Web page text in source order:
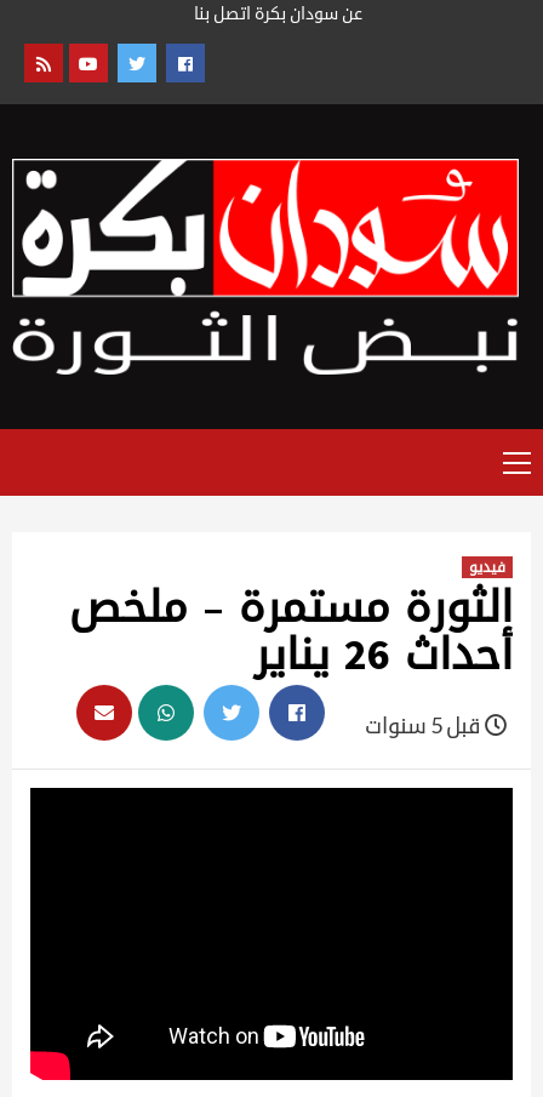
عن سودان بكرة اتصل بنا
القائمة
فيديو
الثورة مستمرة – ملخص
أحداث 26 يناير
قبل 5 سنوات